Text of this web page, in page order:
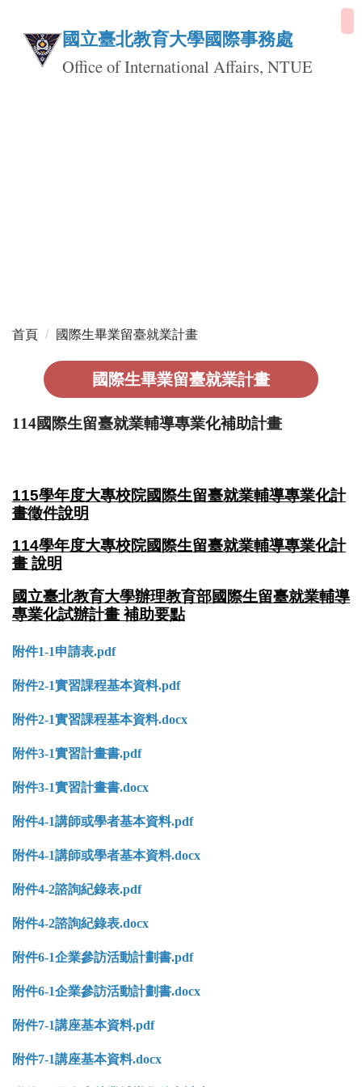
國立臺北教育大學國際事務處
Office of International Affairs, NTUE
首頁 國際生畢業留臺就業計畫
國際生畢業留臺就業計畫
114國際生留臺就業輔導專業化補助計畫
115學年度大專校院國際生留臺就業輔導專業化計
畫徵件說明
114學年度大專校院國際生留臺就業輔導專業化計
畫 說明
國立臺北教育大學辦理教育部國際生留臺就業輔導
專業化試辦計畫 補助要點
附件1-1申請表.pdf
附件2-1實習課程基本資料.pdf
附件2-1實習課程基本資料.docx
附件3-1實習計畫書.pdf
附件3-1實習計畫書.docx
附件4-1講師或學者基本資料.pdf
附件4-1講師或學者基本資料.docx
附件4-2諮詢紀錄表.pdf
附件4-2諮詢紀錄表.docx
附件6-1企業參訪活動計劃書.pdf
附件6-1企業參訪活動計劃書.docx
附件7-1講座基本資料.pdf
附件7-1講座基本資料.docx